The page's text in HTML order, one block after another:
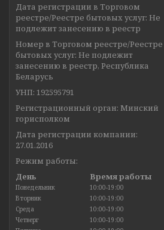
Дата регистрации в Торговом
реестре/Реестре бытовых услуг: Не
подлежит занесению в реестр
Номер в Торговом реестре/Реестре
бытовых услуг: Не подлежит
занесению в реестр, Республика
Беларусь
УНП: 192595791
Регистрационный орган: Минский
горисполком
Дата регистрации компании:
27.01.2016
Режим работы:
День
Время работы
Понедельник
10:00-19:00
Вторник
10:00-19:00
Среда
10:00-19:00
Четверг
10:00-19:00